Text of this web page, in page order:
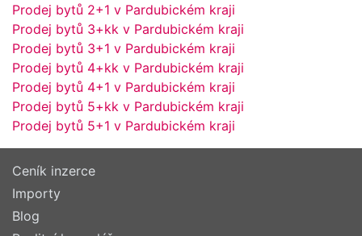
Prodej bytů 2+1 v Pardubickém kraji
Prodej bytů 3+kk v Pardubickém kraji
Prodej bytů 3+1 v Pardubickém kraji
Prodej bytů 4+kk v Pardubickém kraji
Prodej bytů 4+1 v Pardubickém kraji
Prodej bytů 5+kk v Pardubickém kraji
Prodej bytů 5+1 v Pardubickém kraji
Ceník inzerce
Importy
Blog